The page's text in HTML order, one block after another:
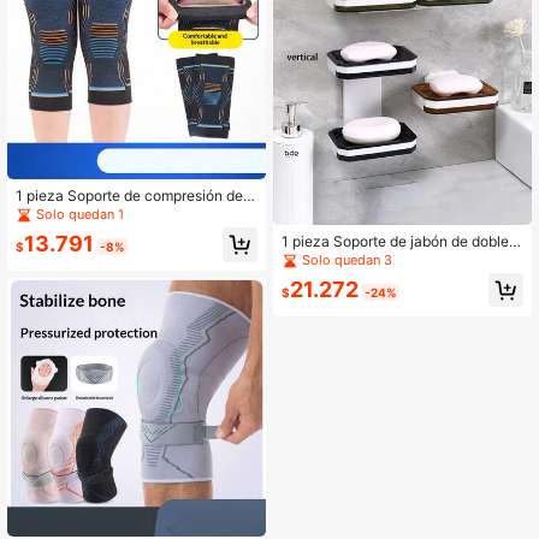
1 pieza Soporte de compresión de r
odilla de silicona, adecuado para bá
e libre, baloncesto y correr.
Solo quedan 1
$13.791 -8%
1 pieza Soporte de jabón de doble c
apa montado en la pared de ABS, e
stante de almacenamiento de jabón
con drenaje sin taladro, adecuado p
Solo quedan 3
$21.272 -24%